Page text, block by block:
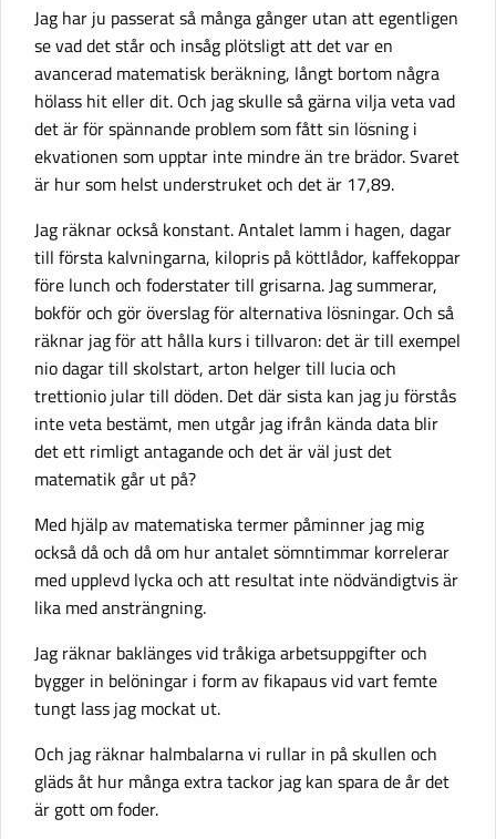
Jag har ju passerat så många gånger utan att egentligen
se vad det står och insåg plötsligt att det var en
avancerad matematisk beräkning, långt bortom några
hölass hit eller dit. Och jag skulle så gärna vilja veta vad
det är för spännande problem som fått sin lösning i
ekvationen som upptar inte mindre än tre brädor. Svaret
är hur som helst understruket och det är 17,89.
Jag räknar också konstant. Antalet lamm i hagen, dagar
till första kalvningarna, kilopris på köttlådor, kaffekoppar
före lunch och foderstater till grisarna. Jag summerar,
bokför och gör överslag för alternativa lösningar. Och så
räknar jag för att hålla kurs i tillvaron: det är till exempel
nio dagar till skolstart, arton helger till lucia och
trettionio jular till döden. Det där sista kan jag ju förstås
inte veta bestämt, men utgår jag ifrån kända data blir
det ett rimligt antagande och det är väl just det
matematik går ut på?
Med hjälp av matematiska termer påminner jag mig
också då och då om hur antalet sömntimmar korrelerar
med upplevd lycka och att resultat inte nödvändigtvis är
lika med ansträngning.
Jag räknar baklänges vid tråkiga arbetsuppgifter och
bygger in belöningar i form av fikapaus vid vart femte
tungt lass jag mockat ut.
Och jag räknar halmbalarna vi rullar in på skullen och
gläds åt hur många extra tackor jag kan spara de år det
är gott om foder.